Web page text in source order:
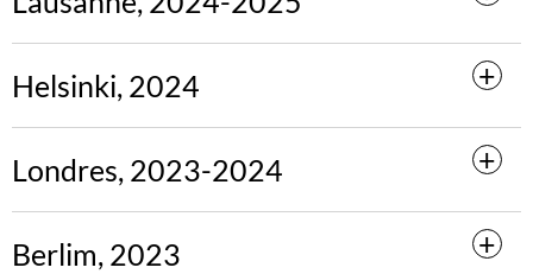
Helsinki, 2024
Londres, 2023-2024
Berlim, 2023